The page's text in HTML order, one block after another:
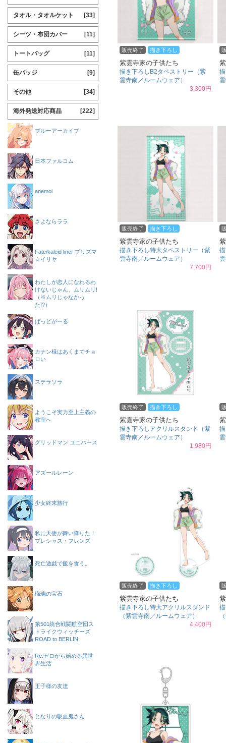
販売終了 描き下ろし
紫雲寺家の子供たち
描き下ろしB2タペストリー（紫
雲寺南／ルームウェア）
3,300円
販売終了 描き下ろし
紫雲寺家の子供たち
描き下ろし特大タペストリー（紫
雲寺南／ルームウェア）
7,700円
販売終了 描き下ろし
紫雲寺家の子供たち
描き下ろしアクリルスタンド（紫
雲寺南／ルームウェア）
1,980円
販売終了 描き下ろし
紫雲寺家の子供たち
描き下ろし特大アクリルスタンド
（紫雲寺南／ルームウェア）
4,400円
タオル・タオルケット [33]
シーツ・布団カバー [11]
トートバッグ [11]
缶バッジ [9]
その他 [34]
海外発送対応商品 [222]
ブルーアーカイブ
日本ファルコム
anemoi
さよならララ
Fate/kaleid liner プリズマ
☆イリヤ
わたしが恋人になれるわ
けないじゃん、ムリムリ!
（※ムリじゃなかっ
た!?）
ばっどがーる
カナン様はあくまでチョ
ロい
ステラソラ
ようこそ実力至上主義の
教室へ
グリッドマン ユニバース
アズールレーン
少女終末旅行
私に天使が舞い降りた！
プレシャス・フレンズ
死亡遊戯で飯を食う。
瑠璃の宝石
第501統合戦闘航空団ス
トライクウィッチーズ
ROAD to BERLIN
Re:ゼロから始める異世
界生活
王子様の友達
となりの吸血鬼さん